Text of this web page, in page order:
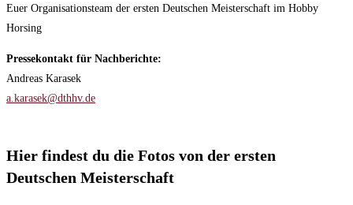
Euer Organisationsteam der ersten Deutschen Meisterschaft im Hobby
Horsing
Pressekontakt für Nachberichte:
Andreas Karasek
a.karasek@dthhv.de
Hier findest du die Fotos von der ersten
Deutschen Meisterschaft